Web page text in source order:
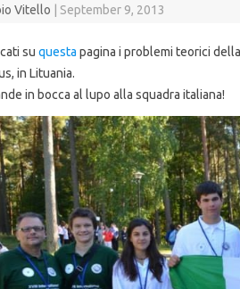
Vitello | September 9, 2013
su questa pagina i problemi teorici
in Lituania.
in bocca al lupo alla squadra italiana!